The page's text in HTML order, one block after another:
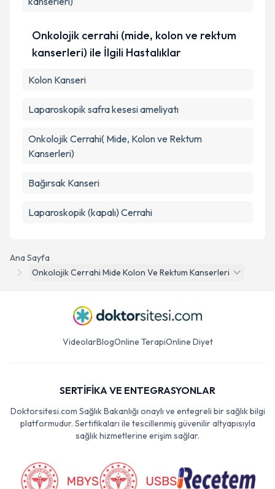
Ana Sayfa
Onkolojik Cerrahi Mide Kolon Ve Rektum Kanserleri
kanserleri)
Onkolojik cerrahi (mide, kolon ve rektum
kanserleri) ile İlgili Hastalıklar
Kolon Kanseri
Laparoskopik safra kesesi ameliyatı
Onkolojik Cerrahi( Mide, Kolon ve Rektum
Kanserleri)
Bağırsak Kanseri
Laparoskopik (kapalı) Cerrahi
Videolar Blog Online Terapi Online Diyet
SERTİFİKA VE ENTEGRASYONLAR
Doktorsitesi.com Sağlık Bakanlığı onaylı ve entegreli bir sağlık bilgi
platformudur. Sertifikaları ile tescillenmiş güvenilir altyapısıyla
sağlık hizmetlerine erişim sağlar.